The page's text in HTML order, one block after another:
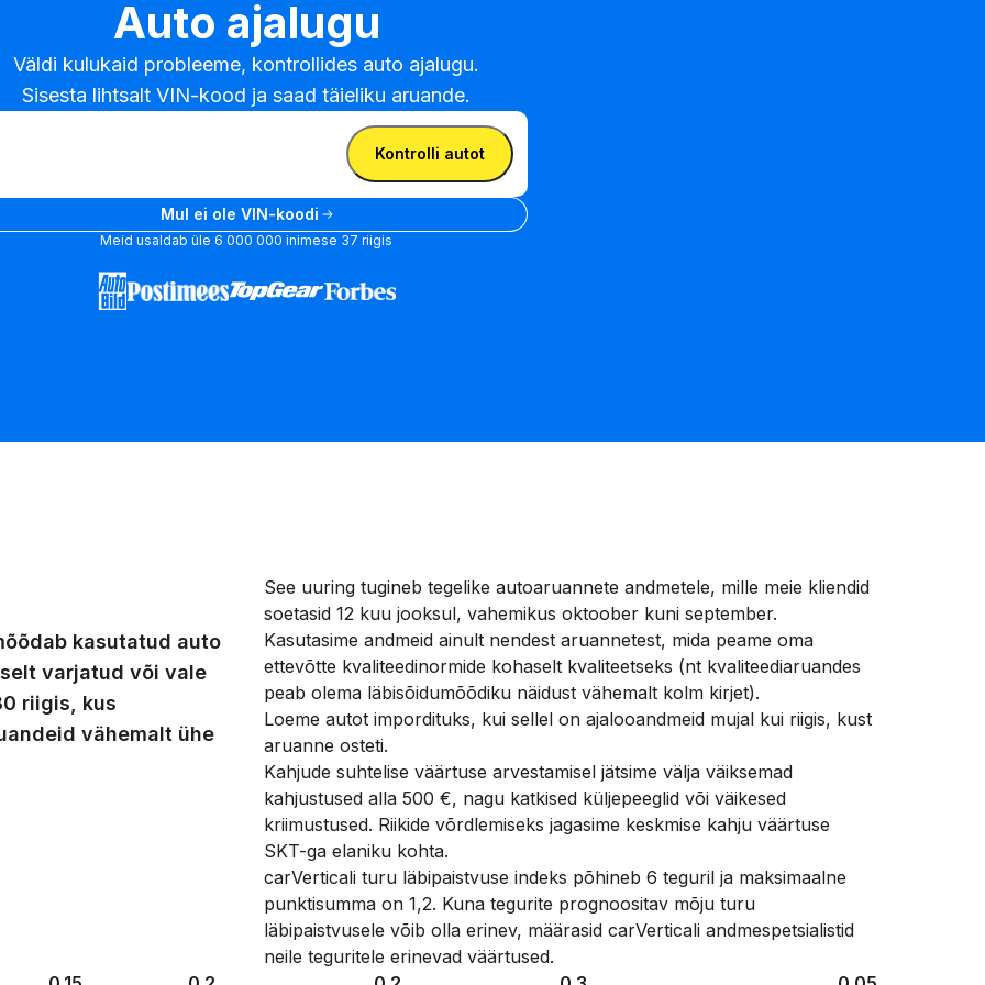
Auto ajalugu
Väldi kulukaid probleeme, kontrollides auto ajalugu.
Sisesta lihtsalt VIN-kood ja saad täieliku aruande.
Sisesta VIN-kood
Kontrolli autot
Mul ei ole VIN-koodi
Meid usaldab üle 6 000 000 inimese 37 riigis
kasutatud auto
varjatud või vale
riigis, kus
vähemalt ühe
See uuring tugineb tegelike autoaruannete andmetele, mille meie kliendid
soetasid 12 kuu jooksul, vahemikus oktoober kuni september.
Kasutasime andmeid ainult nendest aruannetest, mida peame oma
ettevõtte kvaliteedinormide kohaselt kvaliteetseks (nt kvaliteediaruandes
peab olema läbisõidumõõdiku näidust vähemalt kolm kirjet).
Loeme autot impordituks, kui sellel on ajalooandmeid mujal kui riigis, kust
aruanne osteti.
Kahjude suhtelise väärtuse arvestamisel jätsime välja väiksemad
kahjustused alla 500 €, nagu katkised küljepeeglid või väikesed
kriimustused. Riikide võrdlemiseks jagasime keskmise kahju väärtuse
SKT-ga elaniku kohta.
carVerticali turu läbipaistvuse indeks põhineb 6 teguril ja maksimaalne
punktisumma on 1,2. Kuna tegurite prognoositav mõju turu
läbipaistvusele võib olla erinev, määrasid carVerticali andmespetsialistid
neile teguritele erinevad väärtused.